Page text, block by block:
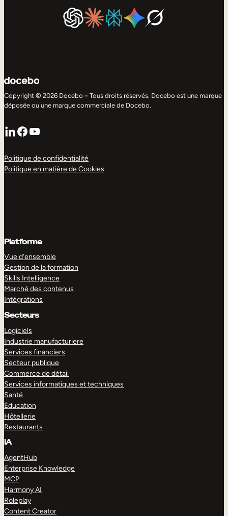
Copyright © 2026 Docebo – Tous droits réservés. Docebo est une marque
déposée ou une marque commerciale de Docebo.
LinkedIn
Facebook
YouTube
Politique de confidentialité
Politique en matière de Cookies
Platforme
Vue d’ensemble
Gestion de la formation
Skills Intelligence
Marché des contenus
Intégrations
Secteurs
Logiciels
Industrie manufacturiere
Services financiers
Secteur publique
Commerce de détail
Services informatiques et techniques
Santé
Éducation
Hôtellerie
Restaurants
IA
AgentHub
Enterprise Knowledge
MCP
Harmony AI
Roleplay
Content Creator